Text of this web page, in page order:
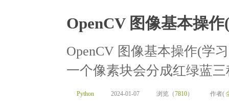
OpenCV 图像基本操
OpenCV 图像基本操作(学
一个像素块会分成红绿蓝
Python 2024-01-07 浏览（7810） 作者(